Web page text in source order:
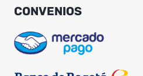
CONVENIOS